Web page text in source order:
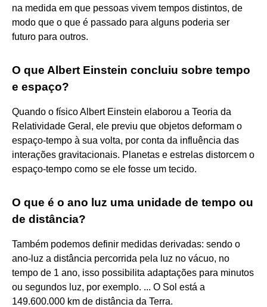
na medida em que pessoas vivem tempos distintos, de
modo que o que é passado para alguns poderia ser
futuro para outros.
O que Albert Einstein concluiu sobre tempo
e espaço?
Quando o físico Albert Einstein elaborou a Teoria da
Relatividade Geral, ele previu que objetos deformam o
espaço-tempo à sua volta, por conta da influência das
interações gravitacionais. Planetas e estrelas distorcem o
espaço-tempo como se ele fosse um tecido.
O que é o ano luz uma unidade de tempo ou
de distância?
Também podemos definir medidas derivadas: sendo o
ano-luz a distância percorrida pela luz no vácuo, no
tempo de 1 ano, isso possibilita adaptações para minutos
ou segundos luz, por exemplo. ... O Sol está a
149.600.000 km de distância da Terra.